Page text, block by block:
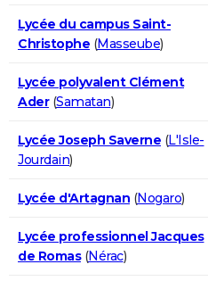
Lycée du campus Saint-
Christophe (Masseube)
Lycée polyvalent Clément
Ader(Samatan)
Lycée Joseph Saverne (L'Isle-
Jourdain)
Lycée d'Artagnan (Nogaro)
Lycée professionnel Jacques
de Romas(Nérac)